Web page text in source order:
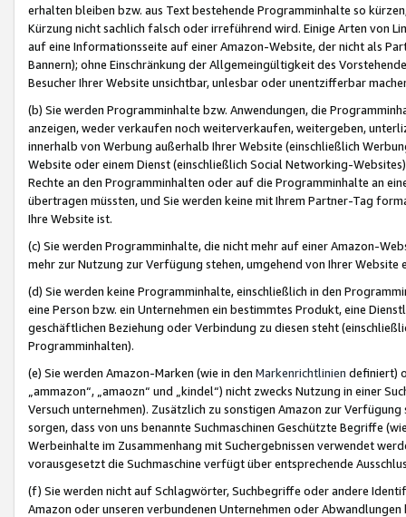
erhalten bleiben bzw. aus Text bestehende Programminhalte so
Kürzung nicht sachlich falsch oder irreführend wird. Einige Arten von
auf eine Informationsseite auf einer Amazon-Website, der nicht als
Bannern); ohne Einschränkung der Allgemeingültigkeit des
Besucher Ihrer Website unsichtbar, unlesbar oder unentzifferbar
(b) Sie werden Programminhalte bzw. Anwendungen, die
anzeigen, weder verkaufen noch weiterverkaufen, weitergeben,
innerhalb von Werbung außerhalb Ihrer Website (einschließlich
Website oder einem Dienst (einschließlich Social Networking-
Rechte an den Programminhalten oder auf die Programminhalte an
übertragen müssten, und Sie werden keine mit Ihrem Partner-Tag
Ihre Website ist.
(c) Sie werden Programminhalte, die nicht mehr auf einer Amazon-
mehr zur Nutzung zur Verfügung stehen, umgehend von Ihrer
(d) Sie werden keine Programminhalte, einschließlich in den
eine Person bzw. ein Unternehmen ein bestimmtes Produkt, eine
geschäftlichen Beziehung oder Verbindung zu diesen steht
Programminhalten).
(e) Sie werden Amazon-Marken (wie in den Markenrichtlinien definiert)
„ammazon“, „amaozn“ und „kindel“) nicht zwecks Nutzung in einer
Versuch unternehmen). Zusätzlich zu sonstigen Amazon zur
sorgen, dass von uns benannte Suchmaschinen Geschützte Begriffe
Werbeinhalte im Zusammenhang mit Suchergebnissen verwendet
vorausgesetzt die Suchmaschine verfügt über entsprechende
(f) Sie werden nicht auf Schlagwörter, Suchbegriffe oder andere
Amazon oder unseren verbundenen Unternehmen oder